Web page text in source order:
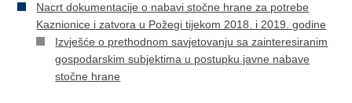
Nacrt dokumentacije o nabavi stočne hrane za potrebe
Kaznionice i zatvora u Požegi tijekom 2018. i 2019. godine
Izvješće o prethodnom savjetovanju sa zainteresiranim
gospodarskim subjektima u postupku javne nabave
stočne hrane